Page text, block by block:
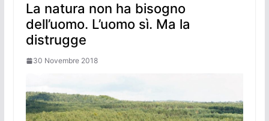
La natura non ha bisogno
dell’uomo. L’uomo sì. Ma la
distrugge
30 Novembre 2018